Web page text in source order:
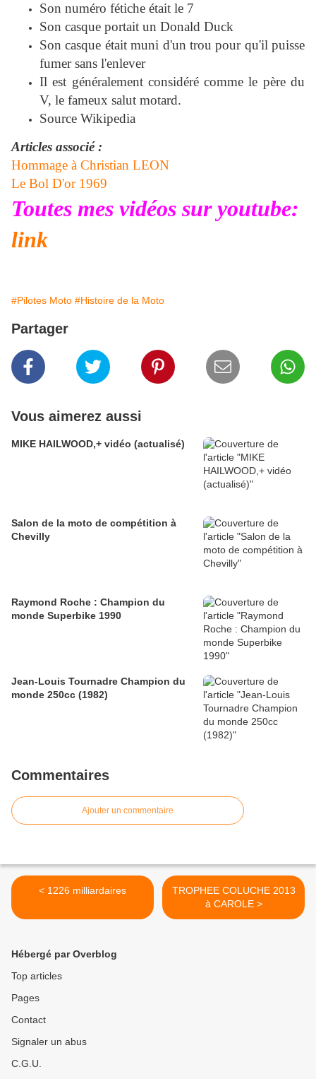
Son numéro fétiche était le 7
Son casque portait un Donald Duck
Son casque était muni d'un trou pour qu'il puisse
fumer sans l'enlever
Il est généralement considéré comme le père du
V, le fameux salut motard.
Source Wikipedia
Articles associé :
Hommage à Christian LEON
Le Bol D'or 1969
Toutes mes vidéos sur youtube:
link
#Pilotes Moto #Histoire de la Moto
Partager
Vous aimerez aussi
MIKE HAILWOOD,+ vidéo (actualisé)
Salon de la moto de compétition à
Chevilly
Raymond Roche : Champion du
monde Superbike 1990
Jean-Louis Tournadre Champion du
monde 250cc (1982)
Commentaires
Ajouter un commentaire
< 1226 milliardaires
TROPHEE COLUCHE 2013
à CAROLE >
Hébergé par Overblog
Top articles
Pages
Contact
Signaler un abus
C.G.U.